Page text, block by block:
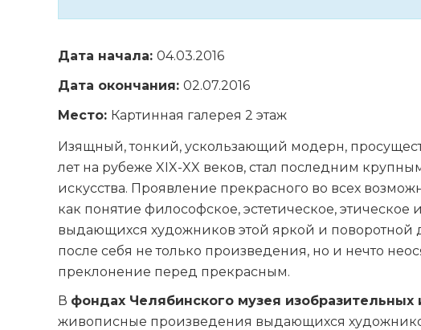
Дата начала: 04.03.2016
Дата окончания: 02.07.2016
Место: Картинная галерея 2 этаж
Изящный, тонкий, ускользающий модерн,
лет на рубеже XIX-XX веков, стал последним
искусства. Проявление прекрасного во всех
как понятие философское, эстетическое,
выдающихся художников этой яркой и поворотной
после себя не только произведения, но и нечто
преклонение перед прекрасным.
В фондах Челябинского музея изобразительных
живописные произведения выдающихся